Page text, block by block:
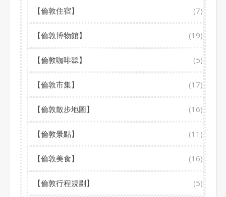
【倫敦住宿】 (7)
【倫敦博物館】 (19)
【倫敦咖啡聽】 (5)
【倫敦市集】 (17)
【倫敦散步地圖】 (16)
【倫敦景點】 (11)
【倫敦美食】 (16)
【倫敦行程規劃】 (5)